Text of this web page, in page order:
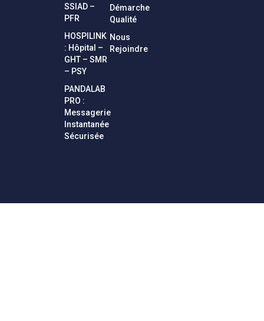
SSIAD –
PFR
HOSPILINK
: Hôpital –
GHT – SMR
– PSY
PANDALAB
PRO :
Messagerie
Instantanée
Sécurisée
Démarche
Qualité
Nous
Rejoindre